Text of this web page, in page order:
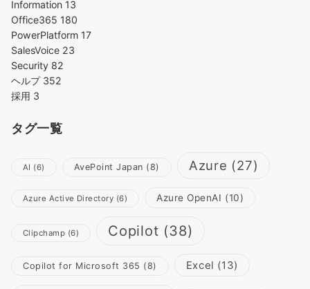
Information 13
Office365 180
PowerPlatform 17
SalesVoice 23
Security 82
ヘルプ 352
採用 3
タグ一覧
AI (6) AvePoint Japan (8) Azure (27)
Azure Active Directory (6) Azure OpenAI (10)
Clipchamp (6) Copilot (38)
Copilot for Microsoft 365 (8) Excel (13)